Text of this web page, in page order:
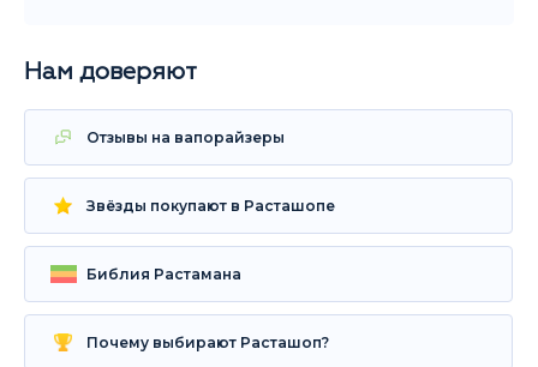
Нам доверяют
Отзывы на вапорайзеры
Звёзды покупают в Расташопе
Библия Растамана
Почему выбирают Расташоп?